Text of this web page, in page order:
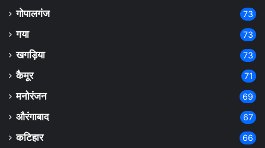
गोपालगंज 73
गया 73
खगड़िया 73
कैमूर 71
मनोरंजन 69
औरंगाबाद 67
कटिहार 66